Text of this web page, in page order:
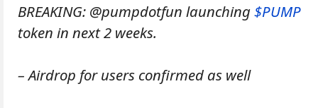
BREAKING: @pumpdotfun launching$PUMP
token in next 2 weeks.
– Airdrop for users confirmed as well